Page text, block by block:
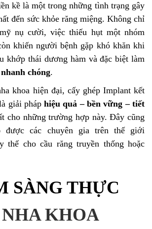
kề là một trong những tình trạng gây
đến sức khỏe răng miệng. Không chỉ
nụ cười, việc thiếu hụt một nhóm
khiến người bệnh gặp khó khăn khi
khớp thái dương hàm và đặc biệt làm
chóng.
khoa hiện đại, cấy ghép Implant kết
giải pháphiệu quả – bền vững – tiết
cho những trường hợp này. Đây cũng
được các chuyên gia trên thế giới
thế cho cầu răng truyền thống hoặc
SÀNG THỰC
NHA KHOA